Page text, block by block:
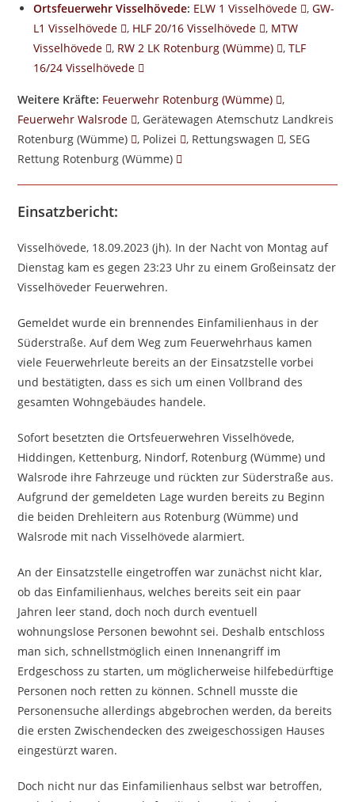
Ortsfeuerwehr Visselhövede: ELW 1 Visselhövede ,GW-
L1 Visselhövede
, HLF 20/16 Visselhövede , MTW
Visselhövede
, RW 2 LK Rotenburg (Wümme) ,TLF
16/24 Visselhövede
Weitere Kräfte: Feuerwehr Rotenburg (Wümme)
,
Feuerwehr Walsrode
, Gerätewagen Atemschutz Landkreis
Rotenburg (Wümme)
, Polizei , Rettungswagen
, SEG
Rettung Rotenburg (Wümme)
Einsatzbericht:
Visselhövede, 18.09.2023 (jh). In der Nacht von Montag auf
Dienstag kam es gegen 23:23 Uhr zu einem Großeinsatz der
Visselhöveder Feuerwehren.
Gemeldet wurde ein brennendes Einfamilienhaus in der
Süderstraße. Auf dem Weg zum Feuerwehrhaus kamen
viele Feuerwehrleute bereits an der Einsatzstelle vorbei
und bestätigten, dass es sich um einen Vollbrand des
gesamten Wohngebäudes handele.
Sofort besetzten die Ortsfeuerwehren Visselhövede,
Hiddingen, Kettenburg, Nindorf, Rotenburg (Wümme) und
Walsrode ihre Fahrzeuge und rückten zur Süderstraße aus.
Aufgrund der gemeldeten Lage wurden bereits zu Beginn
die beiden Drehleitern aus Rotenburg (Wümme) und
Walsrode mit nach Visselhövede alarmiert.
An der Einsatzstelle eingetroffen war zunächst nicht klar,
ob das Einfamilienhaus, welches bereits seit ein paar
Jahren leer stand, doch noch durch eventuell
wohnungslose Personen bewohnt sei. Deshalb entschloss
man sich, schnellstmöglich einen Innenangriff im
Erdgeschoss zu starten, um möglicherweise hilfebedürftige
Personen noch retten zu können. Schnell musste die
Personensuche allerdings abgebrochen werden, da bereits
die ersten Zwischendecken des zweigeschossigen Hauses
eingestürzt waren.
Doch nicht nur das Einfamilienhaus selbst war betroffen,